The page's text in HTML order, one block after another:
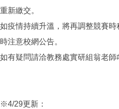
重新繳交。
如疫情持續升溫，將再調整競賽
時注意校網公告。
如有疑問請洽教務處實研組翁老師
※4/29更新：